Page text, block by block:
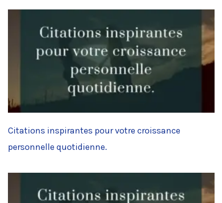
Citations inspirantes pour votre croissance
personnelle quotidienne.